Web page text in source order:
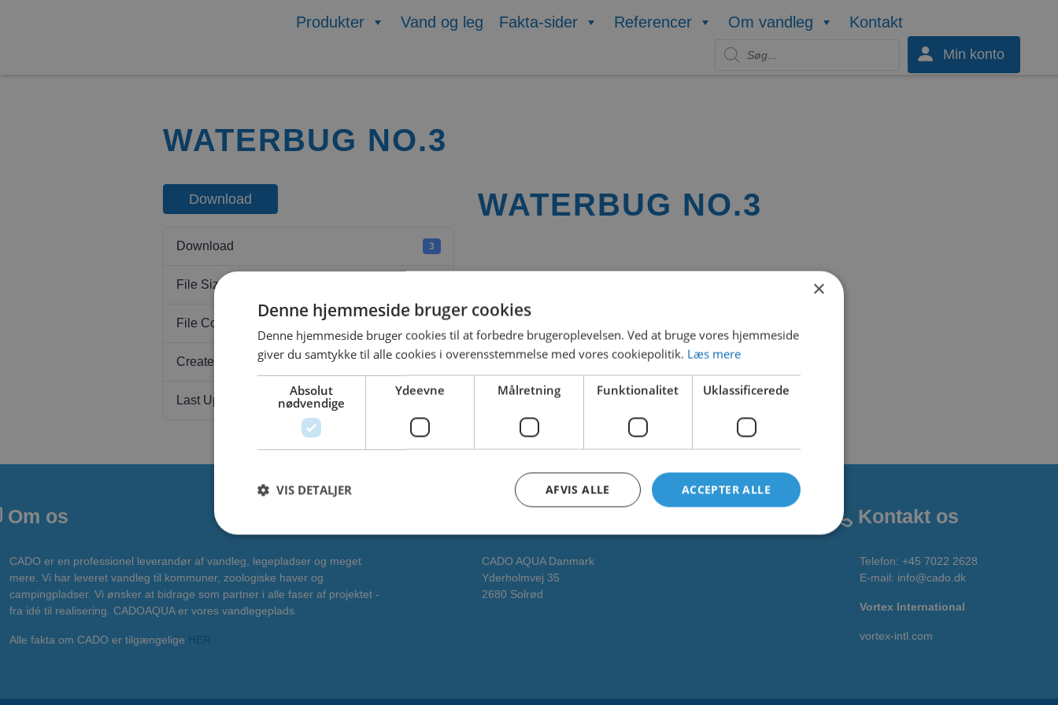
Produkter Vand og leg Fakta-sider Referencer Om vandleg Kontakt
Min konto
WATERBUG NO.3
Download
Download 3
File Size
File Count
Create Date 14. februar 2025
Last Updated
WATERBUG NO.3
Om os
CADO er en professionel leverandør af vandleg, legepladser og meget
mere. Vi har leveret vandleg til kommuner, zoologiske haver og
campingpladser. Vi ønsker at bidrage som partner i alle faser af projektet -
fra idé til realisering. CADOAQUA er vores vandlegeplads.
Alle fakta om CADO er tilgængelige
CADO AQUA Danmark
Yderholmvej 35
2680 Solrød
Kontakt os
Telefon: +45 7022 2628
E-mail: info@cado.dk
Vortex International
vortex-intl.com
×
Denne hjemmeside bruger cookies
Denne hjemmeside bruger cookies til at forbedre brugeroplevelsen. Ved at bruge vores hjemmeside
giver du samtykke til alle cookies i overensstemmelse med vores cookiepolitik. Læs mere
Absolut
nødvendige
Ydeevne Målretning Funktionalitet Uklassificerede
ACCEPTER ALLE
AFVIS ALLE
VIS DETALJER